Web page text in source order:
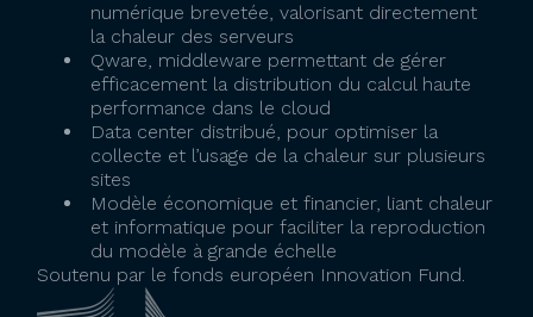
numérique brevetée, valorisant directement
la chaleur des serveurs
Qware, middleware permettant de gérer
efficacement la distribution du calcul haute
performance dans le cloud
Data center distribué, pour optimiser la
collecte et l’usage de la chaleur sur plusieurs
sites
Modèle économique et financier, liant chaleur
et informatique pour faciliter la reproduction
du modèle à grande échelle
Soutenu par le fonds européen Innovation Fund.